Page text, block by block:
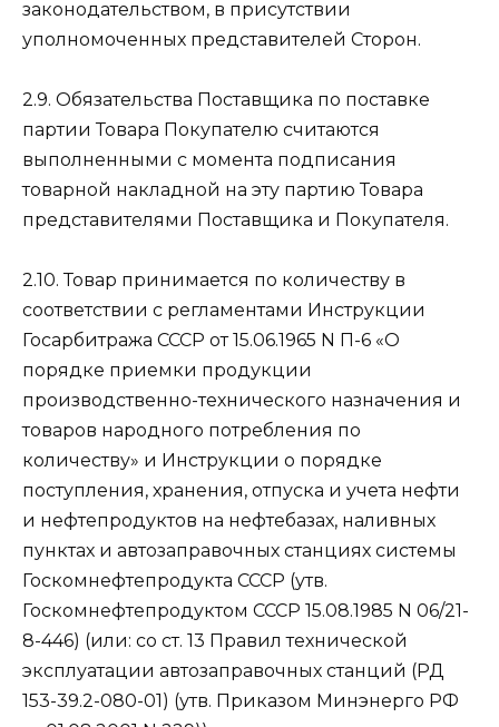
законодательством, в присутствии
уполномоченных представителей Сторон.
2.9. Обязательства Поставщика по поставке
партии Товара Покупателю считаются
выполненными с момента подписания
товарной накладной на эту партию Товара
представителями Поставщика и Покупателя.
2.10. Товар принимается по количеству в
соответствии с регламентами Инструкции
Госарбитража СССР от 15.06.1965 N П-6 «О
порядке приемки продукции
производственно-технического назначения и
товаров народного потребления по
количеству» и Инструкции о порядке
поступления, хранения, отпуска и учета нефти
и нефтепродуктов на нефтебазах, наливных
пунктах и автозаправочных станциях системы
Госкомнефтепродукта СССР (утв.
Госкомнефтепродуктом СССР 15.08.1985 N 06/21-
8-446) (или: со ст. 13 Правил технической
эксплуатации автозаправочных станций (РД
153-39.2-080-01) (утв. Приказом Минэнерго РФ